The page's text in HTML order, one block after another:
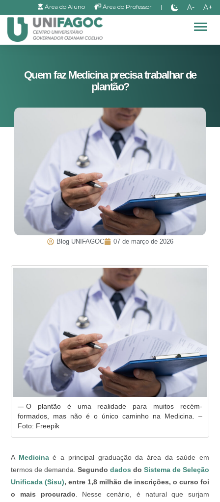
Área do Aluno Área do Professor | A- A+
Quem faz Medicina precisa trabalhar de
plantão?
Blog UNIFAGOC 07 de março de 2026
O plantão é uma realidade para muitos recém-
formados, mas não é o único caminho na Medicina. –
Foto: Freepik
A Medicinaé a principal graduação da área da saúde em
termos de demanda. Segundo dados do Sistema de Seleção
Unificada (Sisu), entre 1,8 milhão de inscrições, o curso foi
o mais procurado. Nesse cenário, é natural que surjam